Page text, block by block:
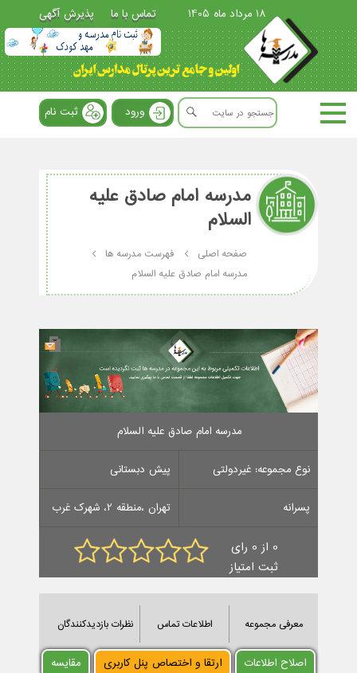
18 مرداد ماه 1405 تماس با ما پذیرش آگهی
ورود ثبت نام
مدرسه امام صادق علیه
السلام
صفحه اصلی
فهرست مدرسه ها
مدرسه امام صادق علیه السلام
مدرسه امام صادق علیه السلام
نوع مجموعه: غیردولتی پیش دبستانی
پسرانه تهران ،منطقه 2، شهرک غرب
0 از 0 رای
ثبت امتیاز
معرفی مجموعه اطلاعات تماس نظرات بازدیدکنندگان
اصلاح اطلاعات ارتقا و اختصاص پنل کاربری مقایسه